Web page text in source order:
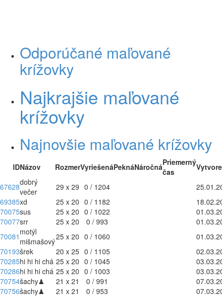
Odporúčané maľované
krížovky
Najkrajšie maľované
krížovky
Najnovšie maľované krížovky
IDNázov RozmerVyriešenáPeknáNáročnáPriemerný
čas
67628dobrý
večer
29 x 29 0 / 1204
69385xd 25 x 20 0 / 1182
70075sus 25 x 20 0 / 1022
70077srr 25 x 20 0 / 993
70081 motýl
mišmašový25 x 20 0 / 1060
70193šrek 20 x 25 0 / 1105
70285hi hi hi chá 25 x 20 0 / 1045
70286hi hi hi chá 25 x 20 0 / 1003
70754šachy♟ 21 x 21 0 / 991
70756šachy♟ 21 x 21 0 / 953